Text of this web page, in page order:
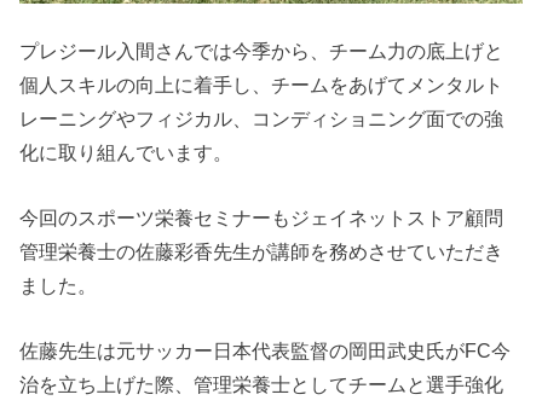
プレジール入間さんでは今季から、チーム力の底上げと
個人スキルの向上に着手し、チームをあげてメンタルト
レーニングやフィジカル、コンディショニング面での強
化に取り組んでいます。
今回のスポーツ栄養セミナーもジェイネットストア顧問
管理栄養士の佐藤彩香先生が講師を務めさせていただき
ました。
佐藤先生は元サッカー日本代表監督の岡田武史氏がFC今
治を立ち上げた際、管理栄養士としてチームと選手強化